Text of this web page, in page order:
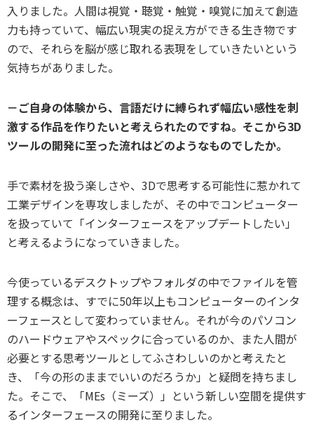
入りました。人間は視覚・聴覚・触覚・嗅覚に加えて創造
力も持っていて、幅広い現実の捉え方ができる生き物です
ので、それらを脳が感じ取れる表現をしていきたいという
気持ちがありました。
－ご自身の体験から、言語だけに縛られず幅広い感性を刺
激する作品を作りたいと考えられたのですね。そこから3D
ツールの開発に至った流れはどのようなものでしたか。
手で素材を扱う楽しさや、3Dで思考する可能性に惹かれて
工業デザインを専攻しましたが、その中でコンピューター
を扱っていて「インターフェースをアップデートしたい」
と考えるようになっていきました。
今使っているデスクトップやフォルダの中でファイルを管
理する概念は、すでに50年以上もコンピューターのインタ
ーフェースとして変わっていません。それが今のパソコン
のハードウェアやスペックに合っているのか、また人間が
必要とする思考ツールとしてふさわしいのかと考えたと
き、「今の形のままでいいのだろうか」と疑問を持ちまし
た。そこで、「MEs（ミーズ）」という新しい空間を提供す
るインターフェースの開発に至りました。